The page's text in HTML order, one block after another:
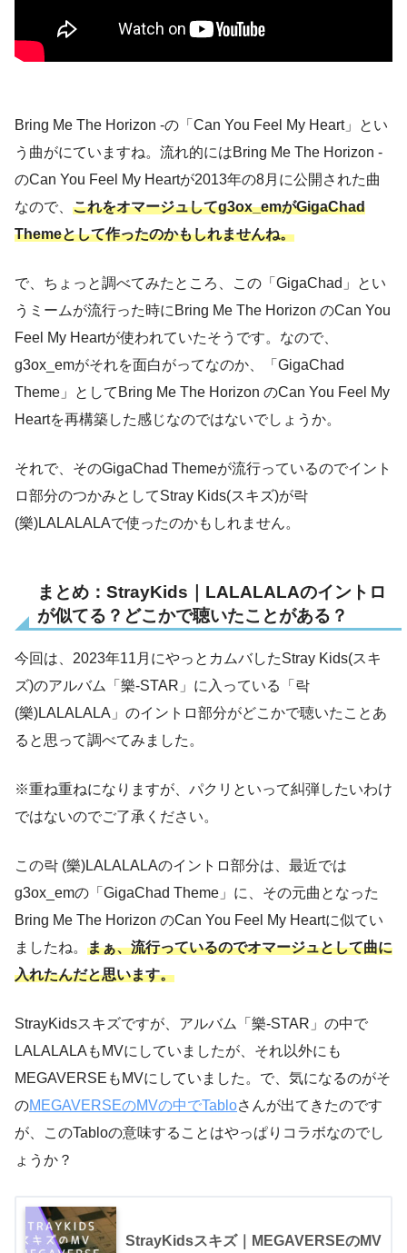
Bring Me The Horizon -の「Can You Feel My Heart」とい
う曲がにていますね。流れ的にはBring Me The Horizon -
のCan You Feel My Heartが2013年の8月に公開された曲
なので、 これをオマージュしてg3ox_emがGigaChad
Themeとして作ったのかもしれませんね。
で、ちょっと調べてみたところ、この「GigaChad」とい
うミームが流行った時にBring Me The Horizon のCan You
Feel My Heartが使われていたそうです。なので、
g3ox_emがそれを面白がってなのか、「GigaChad
Theme」としてBring Me The Horizon のCan You Feel My
Heartを再構築した感じなのではないでしょうか。
それで、そのGigaChad Themeが流行っているのでイント
ロ部分のつかみとしてStray Kids(スキズ)が락
(樂)LALALALAで使ったのかもしれません。
まとめ：StrayKids｜LALALALAのイントロ
が似てる？どこかで聴いたことがある？
今回は、2023年11月にやっとカムバしたStray Kids(スキ
ズ)のアルバム「樂-STAR」に入っている「락
(樂)LALALALA」のイントロ部分がどこかで聴いたことあ
ると思って調べてみました。
※重ね重ねになりますが、パクリといって糾弾したいわけ
ではないのでご了承ください。
この락 (樂)LALALALAのイントロ部分は、最近では
g3ox_emの「GigaChad Theme」に、その元曲となった
Bring Me The Horizon のCan You Feel My Heartに似てい
ましたね。 まぁ、流行っているのでオマージュとして曲に
入れたんだと思います。
StrayKidsスキズですが、アルバム「樂-STAR」の中で
LALALALAもMVにしていましたが、それ以外にも
MEGAVERSEもMVにしていました。で、気になるのがそ
のMEGAVERSEのMVの中でTabloさんが出てきたのです
が、このTabloの意味することはやっぱりコラボなのでし
ょうか？
StrayKidsスキズ｜MEGAVERSEのMV